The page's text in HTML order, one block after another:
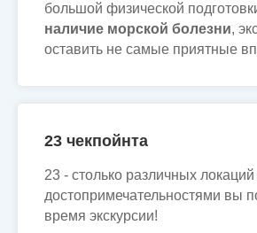
большой физической
наличие морской болезни,
оставить не самые приятные
23 чекпойнта
23 - столько различных
достопримечательностями вы
время экскурсии!